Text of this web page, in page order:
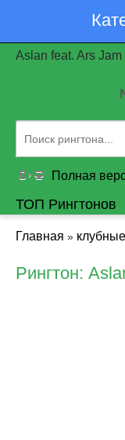
Aslan feat. Ars Jam
Полная
ТОП Рингтонов
Главная »
Рингтон: